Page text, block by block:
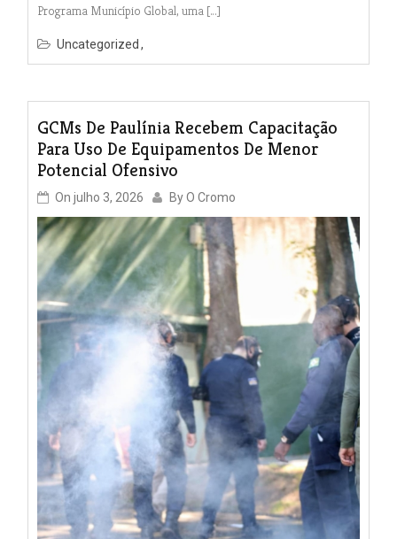
Programa Município Global, uma […]
Uncategorized
GCMs De Paulínia Recebem Capacitação
Para Uso De Equipamentos De Menor
Potencial Ofensivo
On julho 3, 2026 ByO Cromo